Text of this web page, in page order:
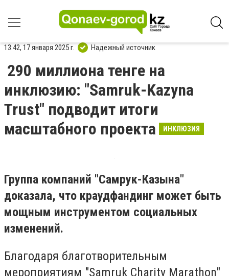
13:42, 17 января 2025 г. Надежный источник
290 миллиона тенге на
инклюзию: "Samruk-Kazyna
Trust" подводит итоги
масштабного проекта
ИНКЛЮЗИЯ
Группа компаний "Самрук-Казына"
доказала, что краудфандинг может быть
мощным инструментом социальных
изменений.
Благодаря благотворительным
мероприятиям "Samruk Charity Marathon"